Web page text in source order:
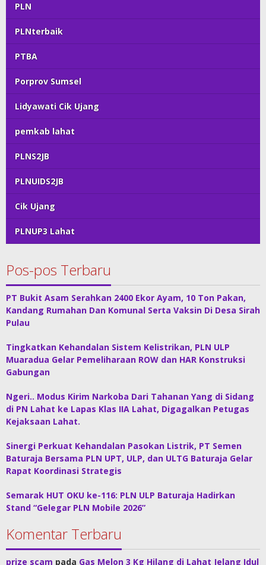
PLN
PLNterbaik
PTBA
Porprov Sumsel
Lidyawati Cik Ujang
pemkab lahat
PLNS2JB
PLNUIDS2JB
Cik Ujang
PLNUP3 Lahat
Pos-pos Terbaru
PT Bukit Asam Serahkan 2400 Ekor Ayam, 10 Ton Pakan,
Kandang Rumahan Dan Komunal Serta Vaksin Di Desa Sirah
Pulau
Tingkatkan Kehandalan Sistem Kelistrikan, PLN ULP
Muaradua Gelar Pemeliharaan ROW dan HAR Konstruksi
Gabungan
Ngeri.. Modus Kirim Narkoba Dari Tahanan Yang di Sidang
di PN Lahat ke Lapas Klas IIA Lahat, Digagalkan Petugas
Kejaksaan Lahat.
Sinergi Perkuat Kehandalan Pasokan Listrik, PT Semen
Baturaja Bersama PLN UPT, ULP, dan ULTG Baturaja Gelar
Rapat Koordinasi Strategis
Semarak HUT OKU ke-116: PLN ULP Baturaja Hadirkan
Stand “Gelegar PLN Mobile 2026”
Komentar Terbaru
prize scam pada Gas Melon 3 Kg Hilang di Lahat Jelang Idul